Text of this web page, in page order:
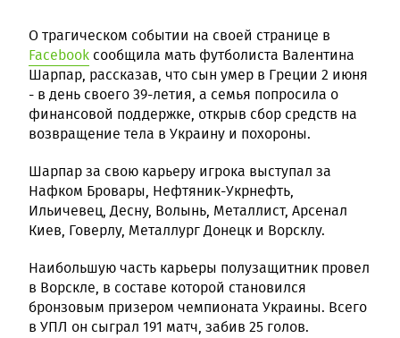
О трагическом событии на своей странице в
Facebook сообщила мать футболиста Валентина
Шарпар, рассказав, что сын умер в Греции 2 июня
- в день своего 39-летия, а семья попросила о
финансовой поддержке, открыв сбор средств на
возвращение тела в Украину и похороны.
Шарпар за свою карьеру игрока выступал за
Нафком Бровары, Нефтяник-Укрнефть,
Ильичевец, Десну, Волынь, Металлист, Арсенал
Киев, Говерлу, Металлург Донецк и Ворсклу.
Наибольшую часть карьеры полузащитник провел
в Ворскле, в составе которой становился
бронзовым призером чемпионата Украины. Всего
в УПЛ он сыграл 191 матч, забив 25 голов.